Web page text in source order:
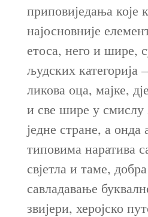
приповиједања које
најосновније
етоса, него и шире,
људских категорија
ликова оца, мајке,
и све шире у смислу
једне стране, а
типовима наратива
свјетла и таме,
савладавање
звијери, херојско